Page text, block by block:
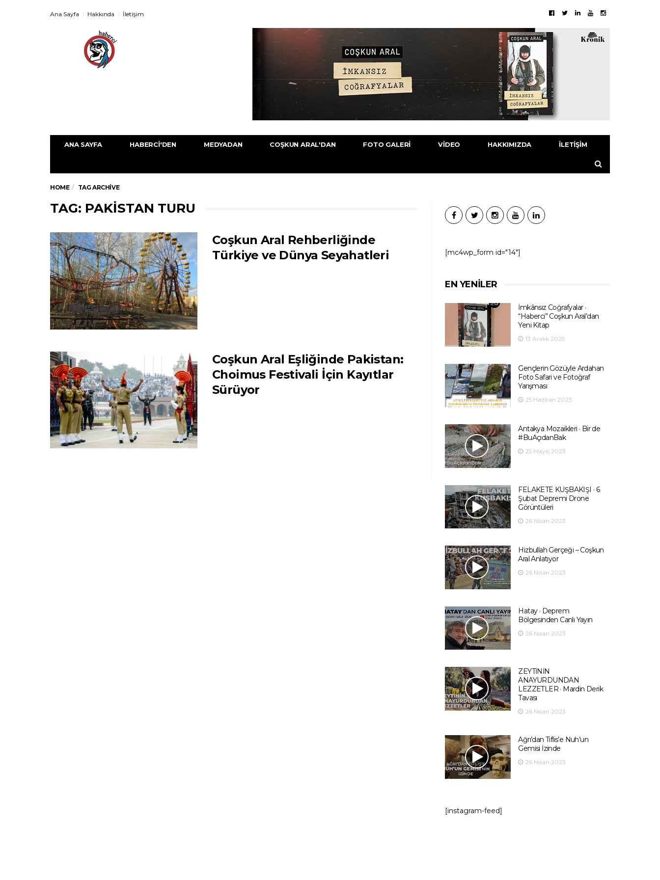
Ana Sayfa Hakkında İletişim
ANA SAYFA HABERCI'DEN MEDYADAN COŞKUN ARAL'DAN FOTO GALERI VIDEO HAKKIMIZDA İLETIŞIM
HOME TAG ARCHIVE
TAG: PAKISTAN TURU
Coşkun Aral Rehberliğinde
Türkiye ve Dünya Seyahatleri
Coşkun Aral Eşliğinde Pakistan:
Choimus Festivali İçin Kayıtlar
Sürüyor
[mc4wp_form id="14"]
EN YENILER
İmkânsız Coğrafyalar ·
“Haberci” Coşkun Aral’dan
Yeni Kitap
13 Aralık 2025
Gençlerin Gözüyle Ardahan
Foto Safari ve Fotoğraf
Yarışması
25 Haziran 2023
Antakya Mozaikleri · Bir de
#BuAçıdanBak
25 Mayıs 2023
FELAKETE KUŞBAKIŞI · 6
Şubat Depremi Drone
Görüntüleri
26 Nisan 2023
Hizbullah Gerçeği – Coşkun
Aral Anlatıyor
26 Nisan 2023
Hatay · Deprem
Bölgesinden Canlı Yayın
26 Nisan 2023
ZEYTİNİN
ANAYURDUNDAN
LEZZETLER · Mardin Derik
Tavası
26 Nisan 2023
Ağrı’dan Tiflis’e Nuh’un
Gemisi İzinde
26 Nisan 2023
[instagram-feed]